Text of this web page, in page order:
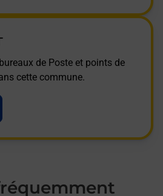
de Poste et points de
cette commune.